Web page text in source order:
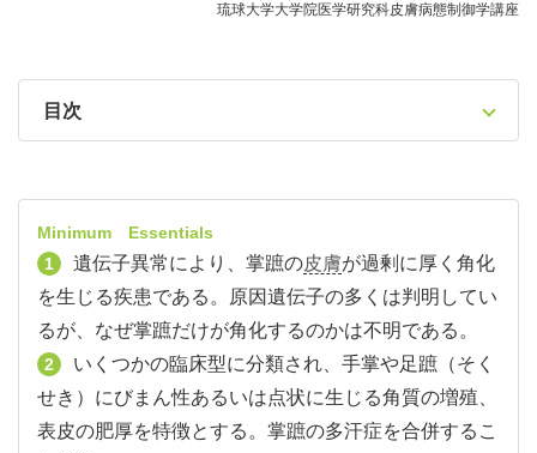
琉球大学大学院医学研究科皮膚病態制御学講座
目次
Minimum Essentials
1
遺伝子異常により、掌蹠の皮膚が過剰に厚く角化
を生じる疾患である。原因遺伝子の多くは判明してい
るが、なぜ掌蹠だけが角化するのかは不明である。
2
いくつかの臨床型に分類され、手掌や足蹠（そく
せき）にびまん性あるいは点状に生じる角質の増殖、
表皮の肥厚を特徴とする。掌蹠の多汗症を合併するこ